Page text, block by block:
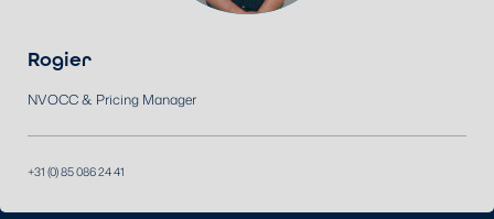
Rogier
NVOCC & Pricing Manager
+31 (0) 85 086 24 41